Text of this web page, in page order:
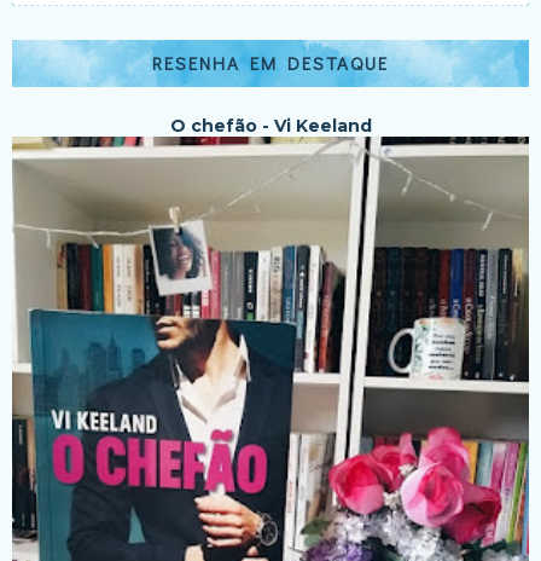
RESENHA EM DESTAQUE
O chefão - Vi Keeland